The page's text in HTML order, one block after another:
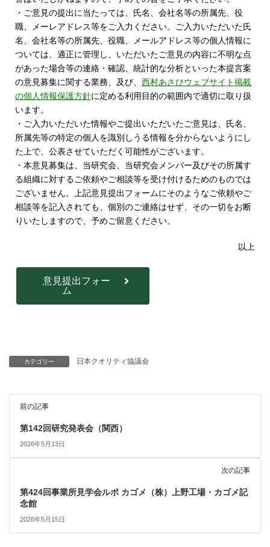
・ご意見の提出に当たっては、氏名、会社名等の所属先、役
職、メーレアドレス等をご入力ください。ご入力いただいた氏
名、会社名等の所属先、役職、メールアドレス等の個人情報に
ついては、適正に管理し、いただいたご意見の内容に不明な点
があった場合等の連絡・確認、統計的な分析といった本提言案
の意見募集に関する業務、及び、 西村あさひウェブサイト掲載
の個人情報保護方針に定める利用目的の範囲内で適切に取り扱
います。
・ご入力いただいた情報やご提出いただいたご意見は、氏名、
所属先等の特定の個人を識別しうる情報を分からないようにし
た上で、公表させていただく可能性がございます。
・本意見募集は、当研究会、当研究会メンバー及びその所属す
る組織に対するご依頼やご相談等を受け付けるためのものでは
ございません。上記意見提出フォームにそのようなご依頼やご
相談等を記入されても、個別のご連絡はせず、その一切をお断
りいたしますので、予めご留意ください。
以上
意見提出フォー
ム
カテゴリー 日本クオリティ協議会
前の記事
第142回研究発表会（関西）
2026年5月13日
次の記事
第424回事業所見学会ルポ カゴメ（株）上野工場・カゴメ記
念館
2026年5月15日